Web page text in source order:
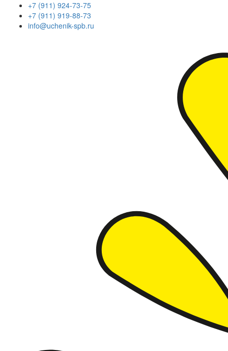
+7 (911) 924-73-75
+7 (911) 919-88-73
info@uchenik-spb.ru